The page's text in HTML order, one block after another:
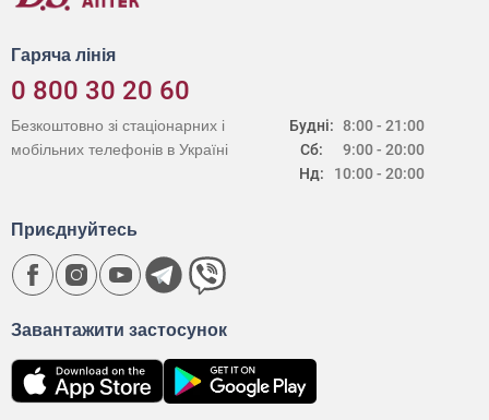
Гаряча лінія
0 800 30 20 60
Будні:
Сб:
Нд:
8:00 - 21:00
9:00 - 20:00
10:00 - 20:00
Безкоштовно зі стаціонарних і
мобільних телефонів в Україні
Завантажити застосунок
Приєднуйтесь